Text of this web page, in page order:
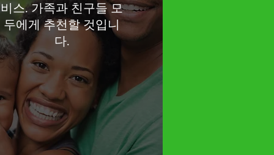
비스. 가족과 친구들 모
두에게 추천할 것입니
다.